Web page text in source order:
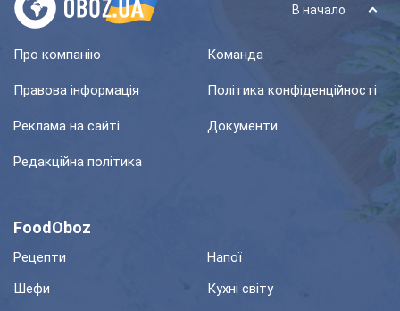
В начало
Про компанію Команда
Правова інформація Політика конфіденційності
Реклама на сайті Документи
Редакційна політика
FoodOboz
Рецепти
Напої
Шефи
Кухні світу